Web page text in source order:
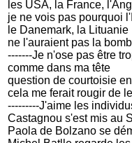
les USA, la France,
je ne vois pas pourquoi
le Danemark, la Lituanie
ne l'auraient pas la
-------Je n'ose pas être
comme dans ma tête
question de courtoisie
cela me ferait rougir de
---------J'aime les
Castagnou s'est mis au
Paola de Bolzano se